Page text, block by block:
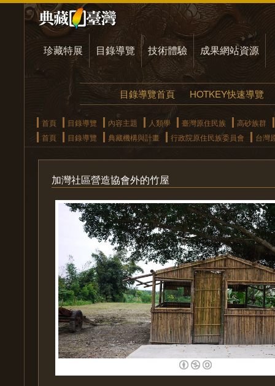
珍藏特展 目錄導覽 技術體驗 成果網站資源
目錄導覽首頁 HOTKEY快速導覽
首頁 目錄導覽 內容主題 人類學 臺灣原住民族
高砂族群
首頁
目錄導覽 典藏機構與計畫 行政院原住民族委員會 台灣
加灣社區營造協會外的竹屋